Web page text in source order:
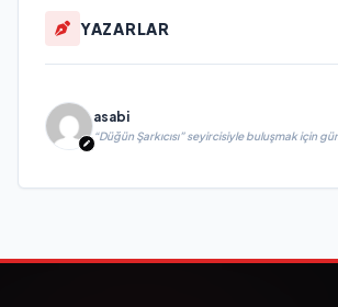
YAZARLAR
asabi
“Düğün Şarkıcısı” seyircisiyle buluşmak için